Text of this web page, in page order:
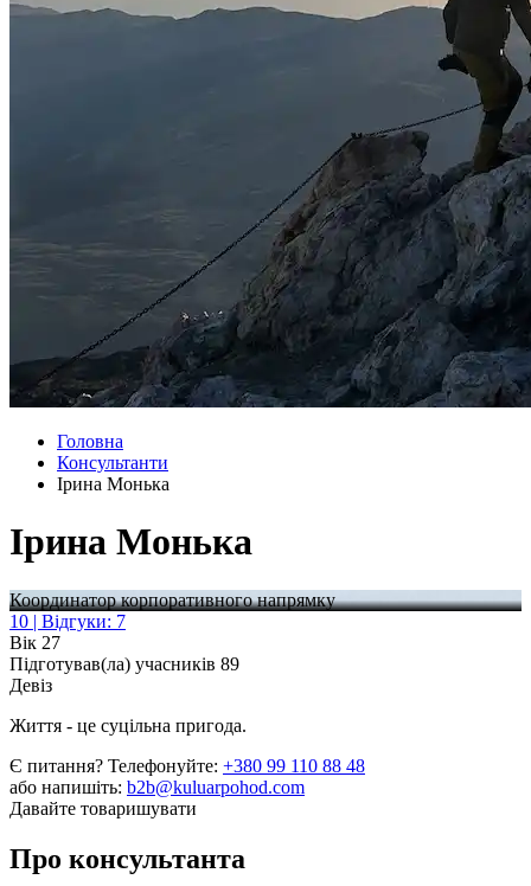
Головна
Консультанти
Ірина Монька
Ірина Монька
Координатор корпоративного напрямку
10 | Відгуки: 7
Вік 27
Підготував(ла) учасників 89
Девіз
Життя - це суцільна пригода.
Є питання? Телефонуйте: +380 99 110 88 48
або напишіть: b2b@kuluarpohod.com
Давайте товаришувати
Про консультанта